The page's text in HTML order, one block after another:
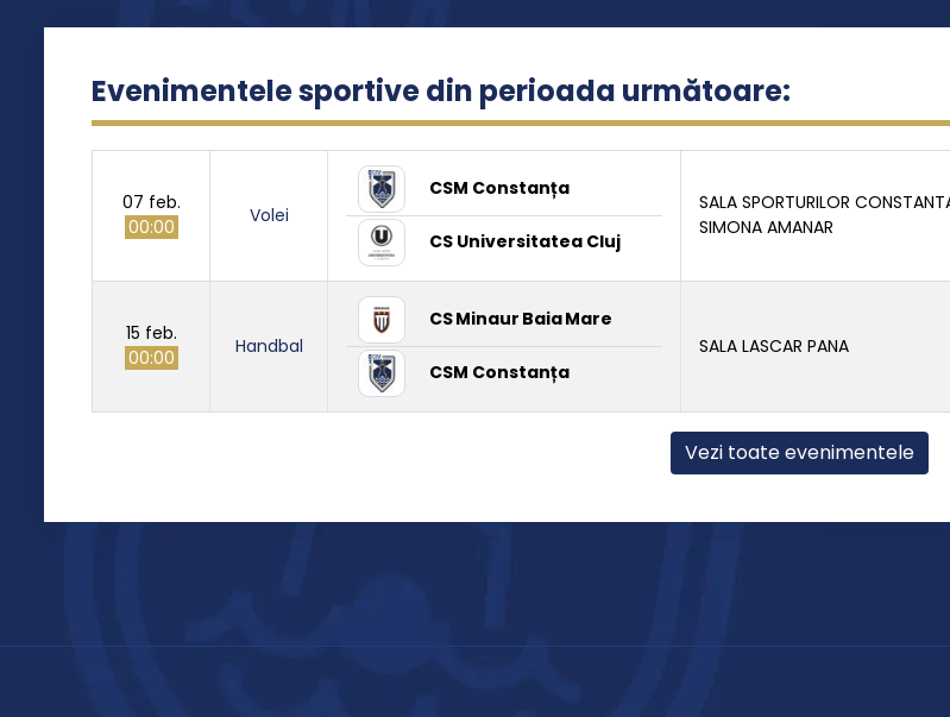
Evenimentele sportive din perioada următoare:
07 feb.
00:00
Volei
CSM Constanța
CS Universitatea Cluj
SALA SPORTURILOR
SIMONA AMANAR
15 feb.
00:00
Handbal
CS Minaur Baia Mare
CSM Constanța
SALA LASCAR PANA
Vezi toate evenimentele